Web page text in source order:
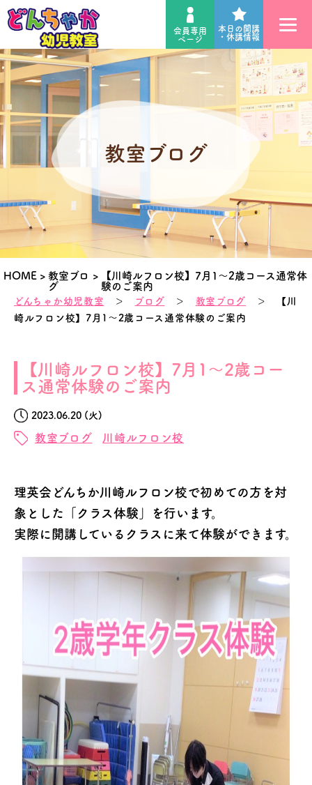
会員専用
ページ
本日の開講
・休講情報
HOME > 教室ブロ
グ
>
【川崎ルフロン校】7月1～2歳コース通常体
験のご案内
教室ブログ
どんちゃか幼児教室 ＞ ブログ ＞ 教室ブログ
＞ 【川
崎ルフロン校】7月1～2歳コース通常体験のご案内
【川崎ルフロン校】7月1～2歳コー
ス通常体験のご案内
2023.06.20 (火)
教室ブログ 川崎ルフロン校
理英会どんちか川崎ルフロン校で初めての方を対
象とした「クラス体験」を行います。
実際に開講しているクラスに来て体験ができます。